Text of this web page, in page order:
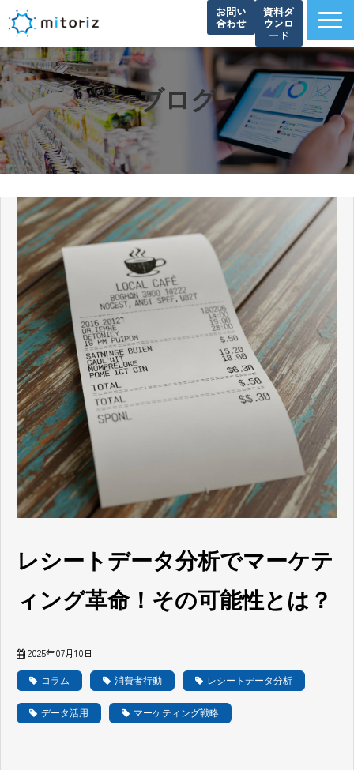
お問い
合わせ
資料ダ
ウンロ
ード
サービス一覧
選ばれる理由
導入事例
お知らせ
よくあるご質問
資料ダウンロード一覧
会社概要
ブログ
レシートデータ分析でマーケテ
ィング革命！その可能性とは？
2025年07月10日
コラム 消費者行動 レシートデータ分析
データ活用 マーケティング戦略